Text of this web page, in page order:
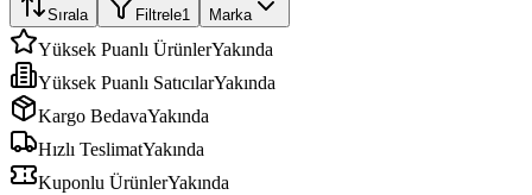
Sırala Filtrele1 Marka
Yüksek Puanlı ÜrünlerYakında
Yüksek Puanlı SatıcılarYakında
Kargo BedavaYakında
Hızlı TeslimatYakında
Kuponlu ÜrünlerYakında